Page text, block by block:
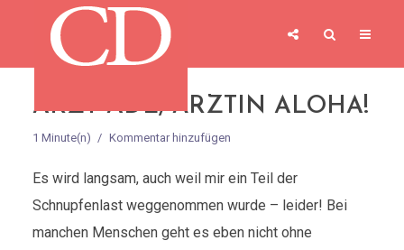
ARZT ADE, ÄRZTIN ALOHA!
1 Minute(n) Kommentar hinzufügen
Es wird langsam, auch weil mir ein Teil der
Schnupfenlast weggenommen wurde – leider! Bei
manchen Menschen geht es eben nicht ohne